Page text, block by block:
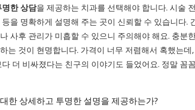
한 상담을 제공하는 치과를 선택해야 합니다. 시술
을 명확하게 설명해 주는 곳이 신뢰할 수 있습니다.
사후 관리가 미흡할 수 있으니 주의해야 해요. 충분
는 것이 현명합니다. 가격이 너무 저렴해서 혹했는
더 비싸졌다는 친구의 이야기도 들었어요. 정말 꼼
한 상세하고 투명한 설명을 제공하는가?